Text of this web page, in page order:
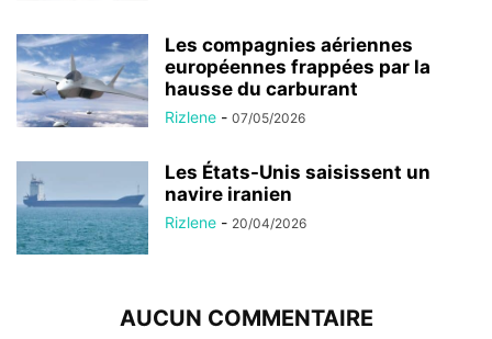
Les compagnies aériennes
européennes frappées par la
hausse du carburant
Rizlene - 07/05/2026
Les États-Unis saisissent un
navire iranien
Rizlene - 20/04/2026
AUCUN COMMENTAIRE